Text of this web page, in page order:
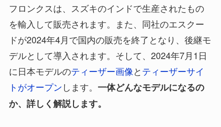
フロンクスは、スズキのインドで生産されたもの
を輸入して販売されます。また、同社のエスクー
ドが2024年4月で国内の販売を終了となり、後継モ
デルとして導入されます。そして、2024年7月1日
に日本モデルのティーザー画像とティーザーサイ
トがオープンします。 一体どんなモデルになるの
か、詳しく解説します。